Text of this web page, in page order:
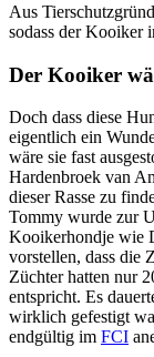
Aus
sodass der Kooiker
Der Kooiker
Doch dass diese
eigentlich ein
wäre sie fast
Hardenbroek van
dieser Rasse zu
Tommy wurde zur
Kooikerhondje wie
vorstellen, dass die
Züchter hatten nur
entspricht. Es
wirklich gefestigt
endgültig im FCI